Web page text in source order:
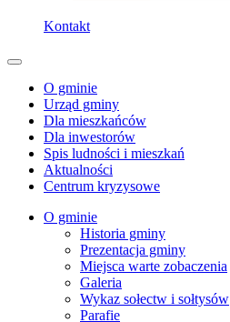
Kontakt
O gminie
Urząd gminy
Dla mieszkańców
Dla inwestorów
Spis ludności i mieszkań
Aktualności
Centrum kryzysowe
O gminie
Historia gminy
Prezentacja gminy
Miejsca warte zobaczenia
Galeria
Wykaz sołectw i sołtysów
Parafie